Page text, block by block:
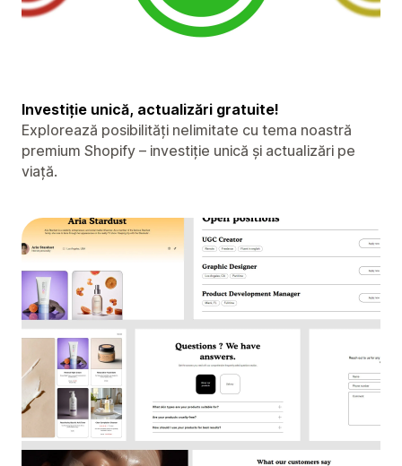
Investiție unică, actualizări gratuite!
Explorează posibilități nelimitate cu tema noastră
premium Shopify – investiție unică și actualizări pe
viață.